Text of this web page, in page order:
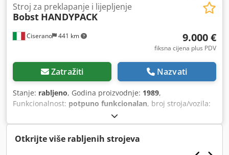
Ciserano 441 km
Stroj za preklapanje i lijepljenje
Bobst HANDYPACK
9.000 €
fiksna cijena plus PDV
Zatražiti Nazvati
Stanje: rabljeno, Godina proizvodnje: 1989,
Funkcionalnost: potpuno funkcionalan, broj stroja/vozila:
, vrsta ulazne struje:
Bobst HANDYPACK uređaj za sakupljanje, u dobrom stanju,
rabljeni, preinavljen, izlaz je na desnoj strani, moguće ga
je prenamijeniti i za lijevu stranu. Dksdpfx Acozk Up Esrjr
Otkrijte više rabljenih strojeva